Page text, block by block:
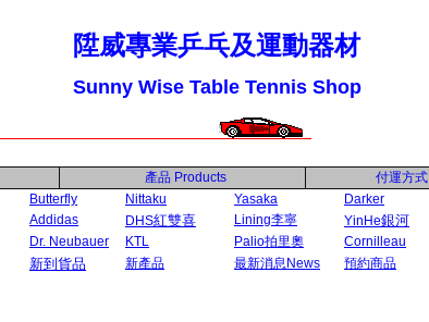
陞威專業乒乓及運動器材
Sunny Wise Table Tennis Shop
產品 Products 付運方式
Butterfly Nittaku Yasaka Darker
Addidas DHS紅雙喜 Lining李寧 YinHe銀河
Dr. Neubauer KTL Palio拍里奧 Cornilleau
新到貨品 新產品 最新消息News 預約商品